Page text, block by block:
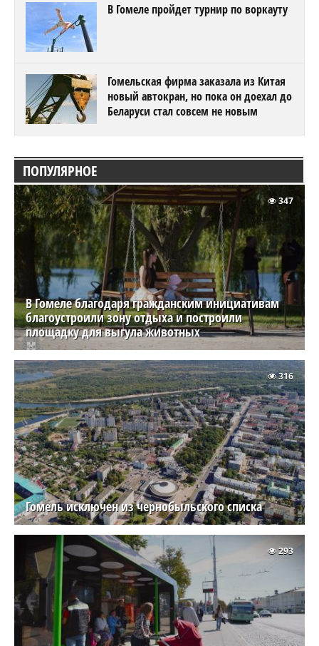
В Гомеле пройдет турнир по воркауту
Гомельская фирма заказала из Китая
новый автокран, но пока он доехал до
Беларуси стал совсем не новым
ПОПУЛЯРНОЕ
В Гомеле благодаря гражданским инициативам
благоустроили зону отдыха и построили
площадку для выгула животных
347
Гомель исключен из чернобыльского списка
316
293